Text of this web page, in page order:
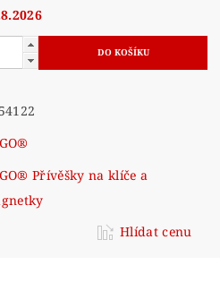
Přívěšky na klíče a
Hlídat cenu